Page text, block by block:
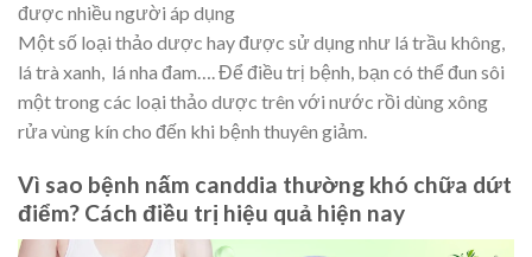
được nhiều người áp dụng
Một số loại thảo dược hay được sử dụng như lá trầu không,
lá trà xanh, lá nha đam…. Để điều trị bệnh, bạn có thể đun sôi
một trong các loại thảo dược trên với nước rồi dùng xông
rửa vùng kín cho đến khi bệnh thuyên giảm.
Vì sao bệnh nấm canddia thường khó chữa dứt
điểm? Cách điều trị hiệu quả hiện nay